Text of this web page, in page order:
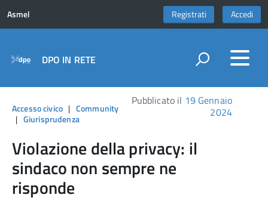
Asmel Registrati Accedi
DPO IN RETE
Accesso civico| Community
| Giurisprudenza
Pubblicato il 19 Gennaio
2024
Violazione della privacy: il
sindaco non sempre ne
risponde